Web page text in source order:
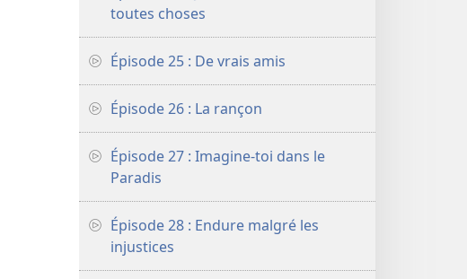
toutes choses
Épisode 25 : De vrais amis
Épisode 26 : La rançon
Épisode 27 : Imagine-​toi dans le
Paradis
Épisode 28 : Endure malgré les
injustices